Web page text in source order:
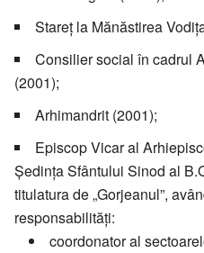
Stareț la Mănăstirea
Consilier social în cadrul
(2001);
Arhimandrit (2001);
Episcop Vicar al
Ședința Sfântului Sinod al
titulatura de „Gorjeanul”,
responsabilități:
coordonator al